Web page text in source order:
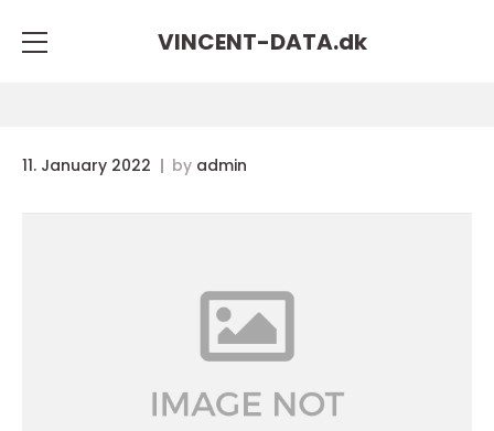
VINCENT-DATA.dk
11. January 2022 by admin